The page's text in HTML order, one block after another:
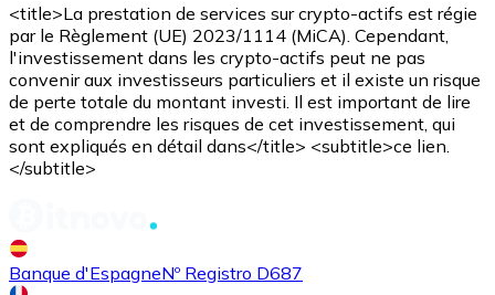
<title>La prestation de services sur crypto-actifs est régie
par le Règlement (UE) 2023/1114 (MiCA). Cependant,
l'investissement dans les crypto-actifs peut ne pas
convenir aux investisseurs particuliers et il existe un risque
de perte totale du montant investi. Il est important de lire
et de comprendre les risques de cet investissement, qui
sont expliqués en détail dans</title> <subtitle>ce lien.
</subtitle>
Banque d'EspagneNº Registro D687